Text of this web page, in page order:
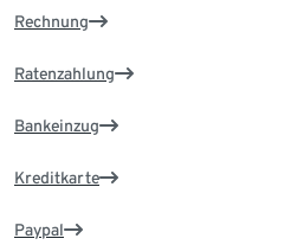
Rechnung
Ratenzahlung
Bankeinzug
Kreditkarte
Paypal